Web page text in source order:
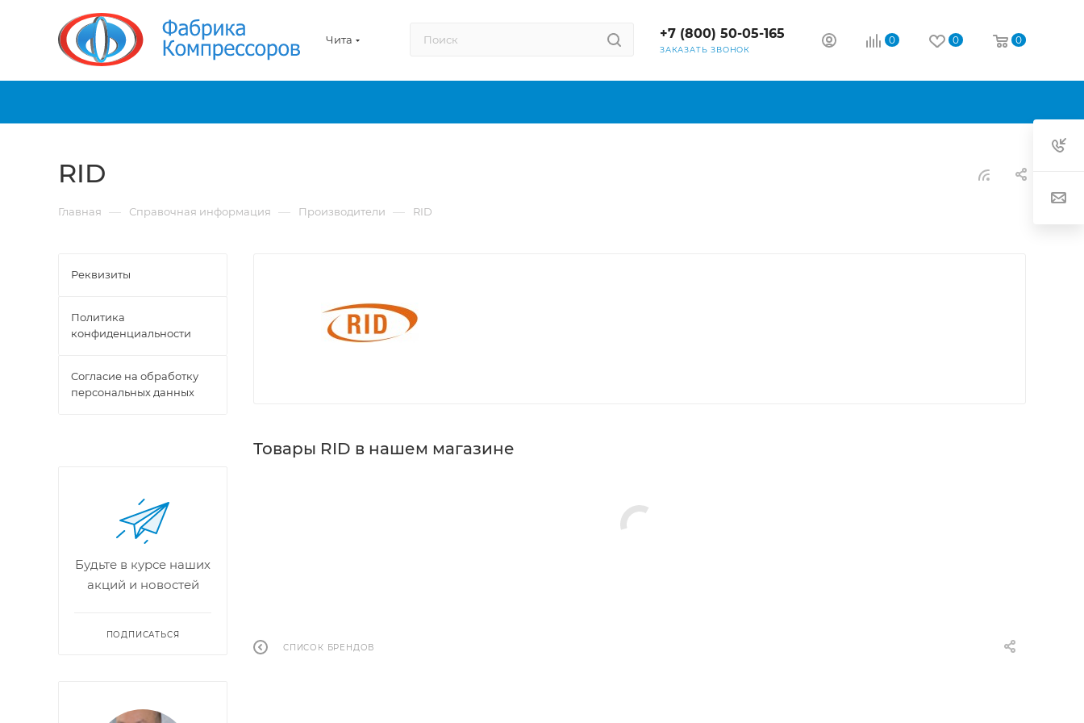
Чита +7 (800) 50-05-165
ЗАКАЗАТЬ ЗВОНОК
0 0 0
RID
Главная — Справочная информация — Производители — RID
Товары RID в нашем магазине
СПИСОК БРЕНДОВ
Реквизиты
Политика
конфиденциальности
Cогласие на обработку
персональных данных
Будьте в курсе наших
акций и новостей
ПОДПИСАТЬСЯ